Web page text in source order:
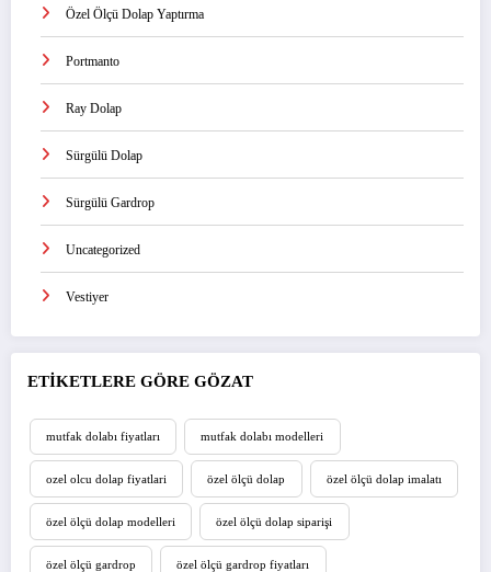
Özel Ölçü Dolap Yaptırma
Portmanto
Ray Dolap
Sürgülü Dolap
Sürgülü Gardrop
Uncategorized
Vestiyer
ETİKETLERE GÖRE GÖZAT
mutfak dolabı fiyatları mutfak dolabı modelleri
ozel olcu dolap fiyatlari özel ölçü dolap özel ölçü dolap imalatı
özel ölçü dolap modelleri özel ölçü dolap siparişi
özel ölçü gardrop özel ölçü gardrop fiyatları